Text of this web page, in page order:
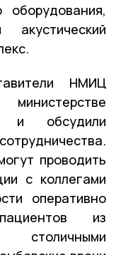
НМИЦ
и обсудили
проводить
с коллегами
оперативно
из